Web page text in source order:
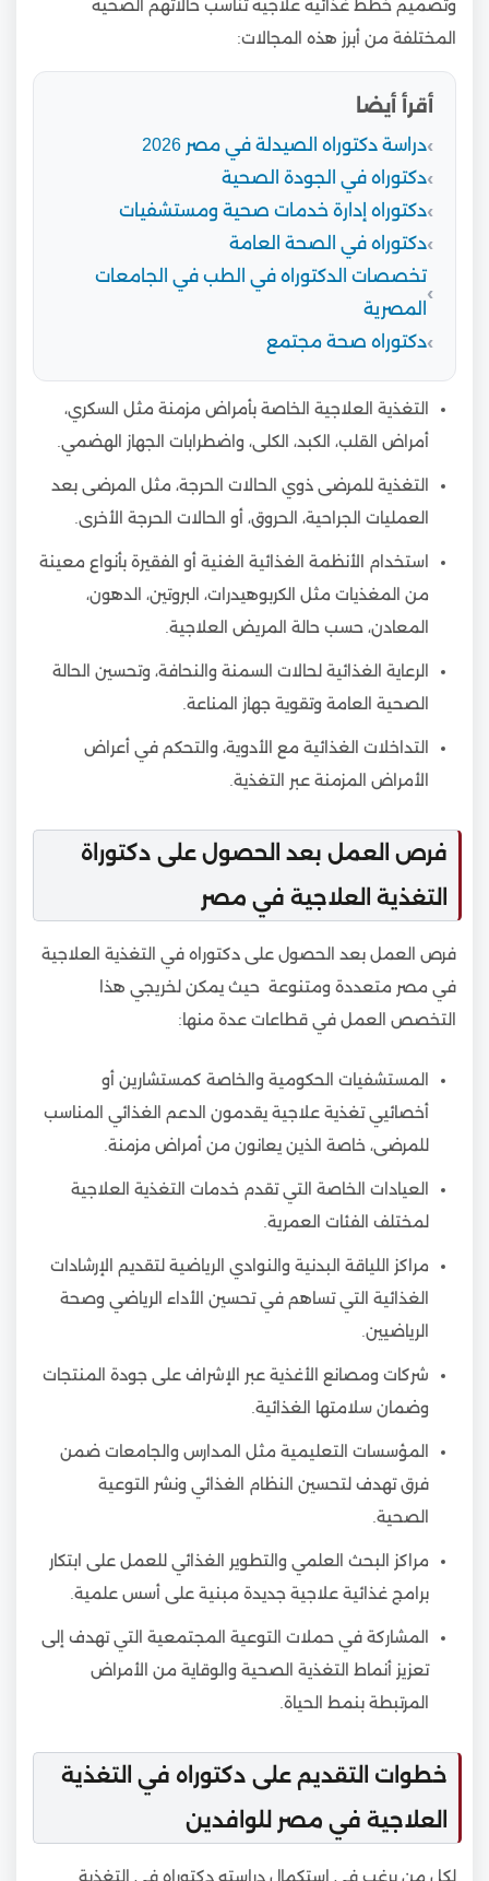
وتصميم خطط غذائية علاجية تناسب حالاتهم الصحية
المختلفة من أبرز هذه المجالات:
أقرأ أيضا
دراسة دكتوراه الصيدلة في مصر 2026
دكتوراه في الجودة الصحية
دكتوراه إدارة خدمات صحية ومستشفيات
دكتوراه في الصحة العامة
تخصصات الدكتوراه في الطب في الجامعات
المصرية
دكتوراه صحة مجتمع
التغذية العلاجية الخاصة بأمراض مزمنة مثل السكري،
أمراض القلب، الكبد، الكلى، واضطرابات الجهاز الهضمي.
التغذية للمرضى ذوي الحالات الحرجة، مثل المرضى بعد
العمليات الجراحية، الحروق، أو الحالات الحرجة الأخرى.
استخدام الأنظمة الغذائية الغنية أو الفقيرة بأنواع معينة
من المغذيات مثل الكربوهيدرات، البروتين، الدهون،
المعادن، حسب حالة المريض العلاجية.
الرعاية الغذائية لحالات السمنة والنحافة، وتحسين الحالة
الصحية العامة وتقوية جهاز المناعة.
التداخلات الغذائية مع الأدوية، والتحكم في أعراض
الأمراض المزمنة عبر التغذية.
فرص العمل بعد الحصول على دكتوراة
التغذية العلاجية في مصر
فرص العمل بعد الحصول على دكتوراه في التغذية العلاجية
في مصر متعددة ومتنوعة حيث يمكن لخريجي هذا
التخصص العمل في قطاعات عدة منها:
المستشفيات الحكومية والخاصة كمستشارين أو
أخصائيي تغذية علاجية يقدمون الدعم الغذائي المناسب
للمرضى، خاصة الذين يعانون من أمراض مزمنة.
العيادات الخاصة التي تقدم خدمات التغذية العلاجية
لمختلف الفئات العمرية.
مراكز اللياقة البدنية والنوادي الرياضية لتقديم الإرشادات
الغذائية التي تساهم في تحسين الأداء الرياضي وصحة
الرياضيين.
شركات ومصانع الأغذية عبر الإشراف على جودة المنتجات
وضمان سلامتها الغذائية.
المؤسسات التعليمية مثل المدارس والجامعات ضمن
فرق تهدف لتحسين النظام الغذائي ونشر التوعية
الصحية.
مراكز البحث العلمي والتطوير الغذائي للعمل على ابتكار
برامج غذائية علاجية جديدة مبنية على أسس علمية.
المشاركة في حملات التوعية المجتمعية التي تهدف إلى
تعزيز أنماط التغذية الصحية والوقاية من الأمراض
المرتبطة بنمط الحياة.
خطوات التقديم على دكتوراه في التغذية
العلاجية في مصر للوافدين
لكل من يرغب في استكمال دراسته دكتوراه في التغذية